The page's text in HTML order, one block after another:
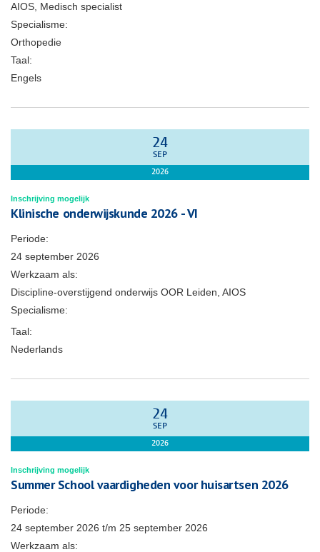
AIOS, Medisch specialist
Specialisme:
Orthopedie
Taal:
Engels
24
SEP
2026
Inschrijving mogelijk
Klinische onderwijskunde 2026 - VI
Periode:
24 september 2026
Werkzaam als:
Discipline-overstijgend onderwijs OOR Leiden, AIOS
Specialisme:
Taal:
Nederlands
24
SEP
2026
Inschrijving mogelijk
Summer School vaardigheden voor huisartsen 2026
Periode:
24 september 2026 t/m 25 september 2026
Werkzaam als: